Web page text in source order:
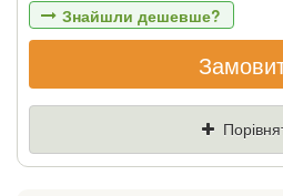
Знайшли дешевше?
Якщо Ви знайдете товар
знизимо ціну і подаруємо %
Ціна Де знайшли (Url